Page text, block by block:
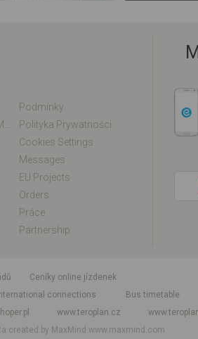
Podmínky
Polityka Prywatności
Cookies Settings
Messages
EU Projects
Orders
Práce
Partnership
Ceníky online jízdenek
connections
Bus timetable
hoper.pl www.teroplan.cz
created by MaxMindwww.maxmind.com